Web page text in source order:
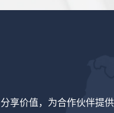
享价值，为合作伙伴提